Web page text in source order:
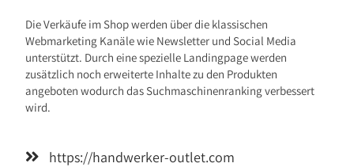
Die Verkäufe im Shop werden über die klassischen
Webmarketing Kanäle wie Newsletter und Social Media
unterstützt. Durch eine spezielle Landingpage werden
zusätzlich noch erweiterte Inhalte zu den Produkten
angeboten wodurch das Suchmaschinenranking verbessert
wird.
https://handwerker-outlet.com